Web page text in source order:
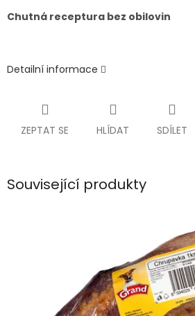
Chutná receptura bez obilovin
Detailní informace
ZEPTAT SE HLÍDAT SDÍLET
Související produkty